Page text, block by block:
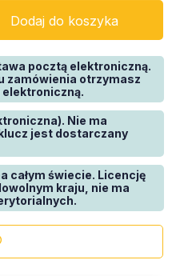
Dodaj do koszyka
pocztą elektroniczną.
zamówienia otrzymasz
Nie ma
jest dostarczany
całym świecie. Licencję
kraju, nie ma